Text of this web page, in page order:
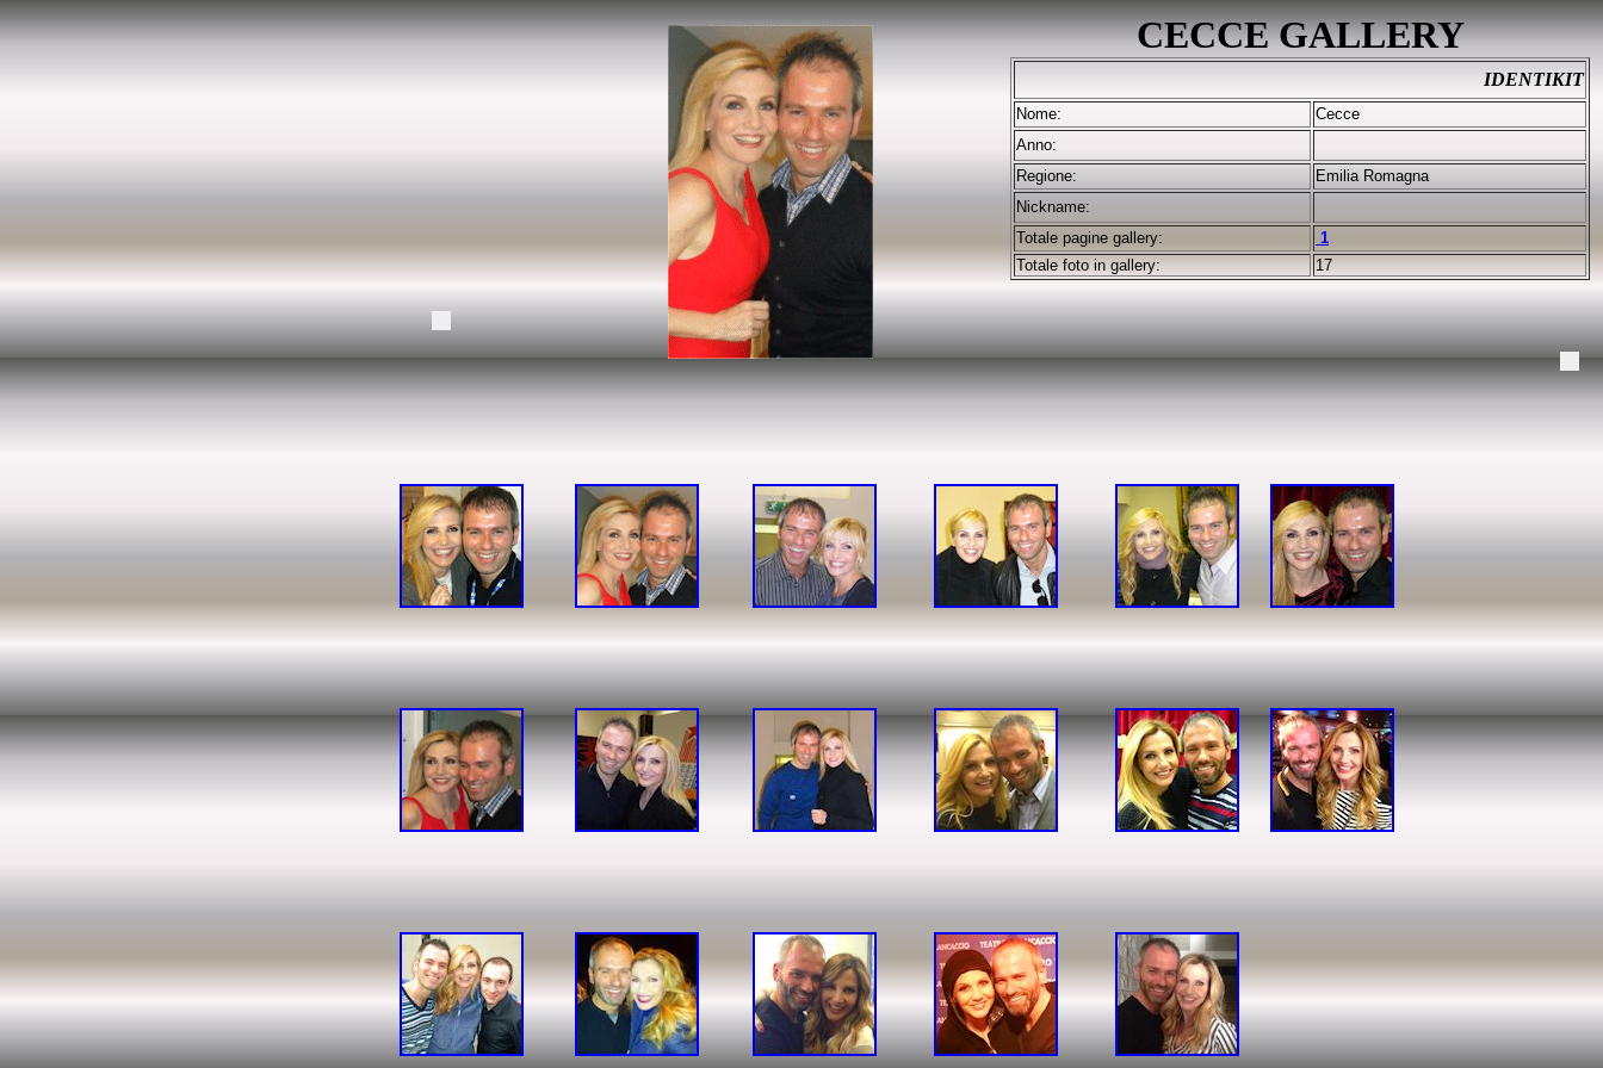
CECCE GALLERY
IDENTIKIT
Nome:
Cecce
Anno:
Regione:
Emilia Romagna
Nickname:
Totale pagine gallery:
1
Totale foto in gallery:
17